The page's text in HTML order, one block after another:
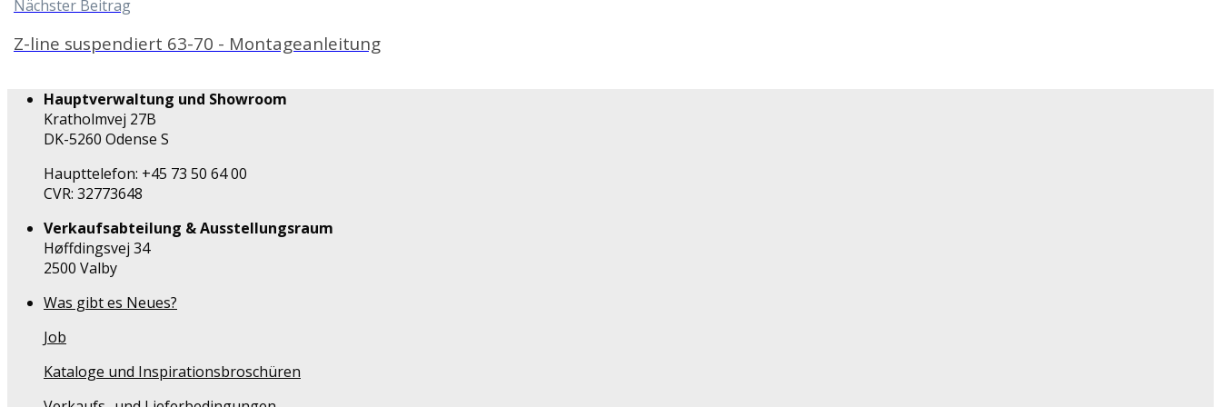
Nächster Beitrag
Z-line suspendiert 63-70 - Montageanleitung
Hauptverwaltung und Showroom
Kratholmvej 27B
DK-5260 Odense S
Haupttelefon: +45 73 50 64 00
CVR: 32773648
Verkaufsabteilung & Ausstellungsraum
Høffdingsvej 34
2500 Valby
Was gibt es Neues?
Job
Kataloge und Inspirationsbroschüren